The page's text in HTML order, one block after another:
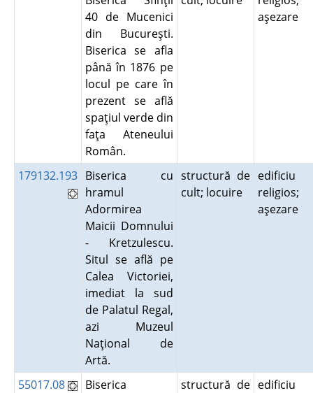
40 de Mucenici
din Bucureşti.
Biserica se afla
până în 1876 pe
locul pe care în
prezent se află
spaţiul verde din
faţa Ateneului
Român.
aşezare
179132.193 Biserica cu
hramul
Adormirea
Maicii Domnului
- Kretzulescu.
Situl se află pe
Calea Victoriei,
imediat la sud
de Palatul Regal,
azi Muzeul
Naţional de
Artă.
structură de
cult; locuire
edificiu
religios;
aşezare
55017.08
Biserica
structură de edificiu